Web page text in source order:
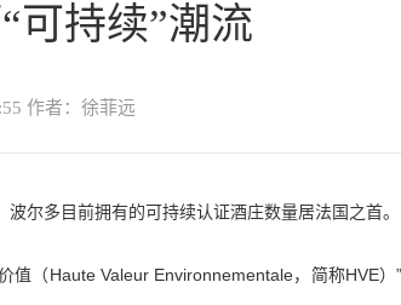
可持续”潮流
作者：徐菲远
尔多目前拥有的可持续认证酒庄数量居法国之首。
值（Haute Valeur Environnementale，简称HVE）